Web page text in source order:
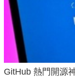
GitHub 熱門開源